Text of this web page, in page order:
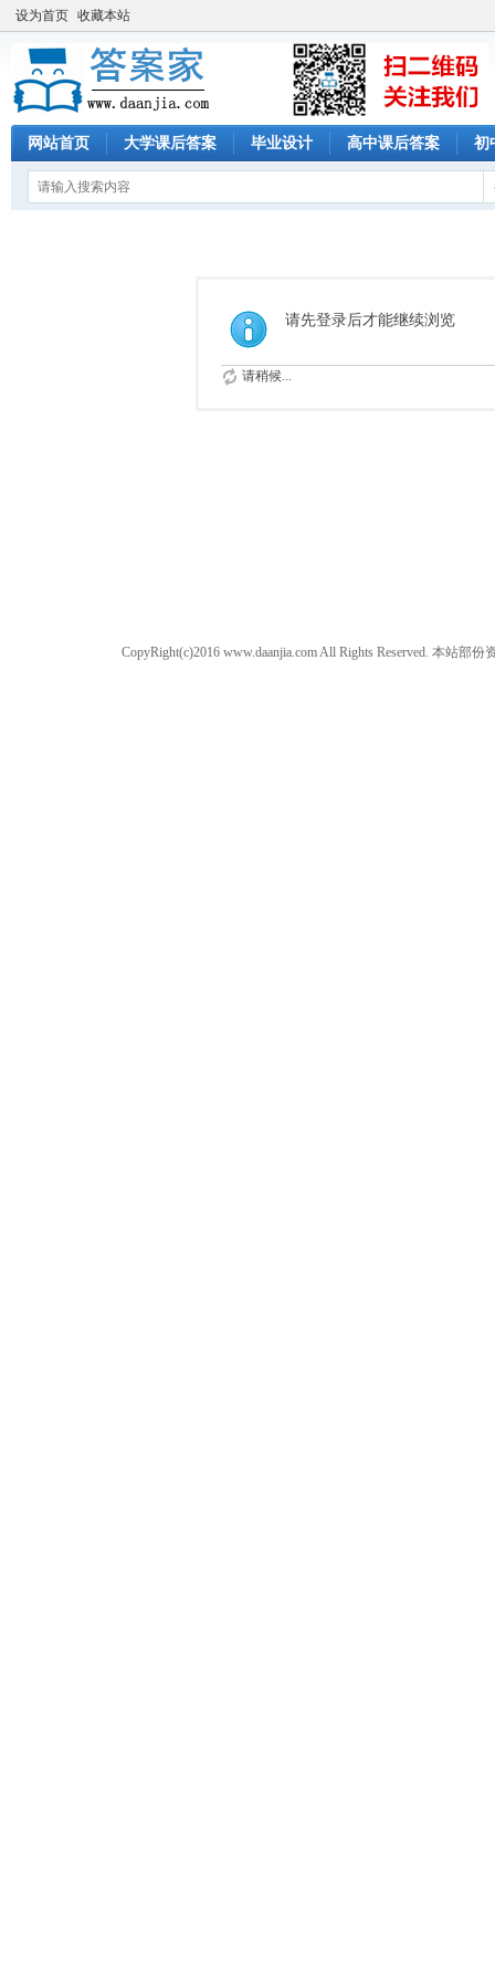
设为首页 收藏本站
网站首页 大学课后答案 毕业设计 高中课后答案 初
请先登录后才能继续浏览
请稍候...
CopyRight(c)2016 www.daanjia.com All Rights Reserved. 本站